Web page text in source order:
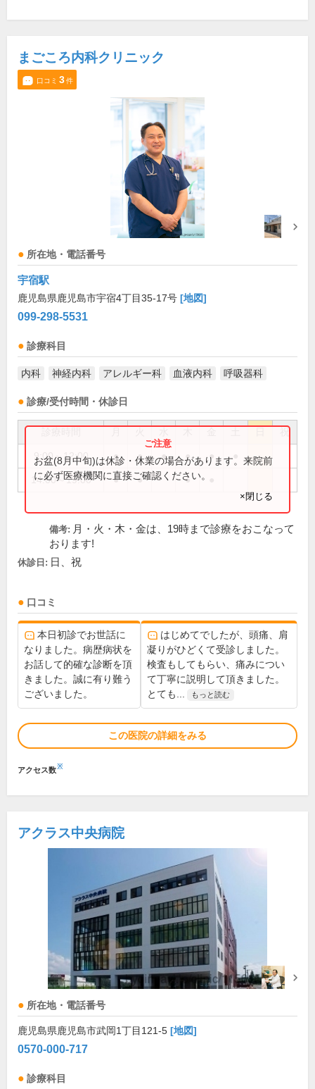
まごころ内科クリニック
口コミ 3件
所在地・電話番号
宇宿駅
鹿児島県鹿児島市宇宿4丁目35-17号 [地図]
099-298-5531
診療科目
内科 神経内科 アレルギー科 血液内科 呼吸器科
診療/受付時間・休診日
祝
9:00～12:00 ● ● ● ● ●
14:00～19:00 ● ● ●
お盆(8月中旬)は休診・休業の場合があります。来院前
に必ず医療機関に直接ご確認ください。
×閉じる
備考: 月・火・木・金は、19時まで診療をおこなって
おります!
休診日: 日、祝
口コミ
本日初診でお世話に
なりました。病歴病状を
お話して的確な診断を頂
きました。誠に有り難う
ございました。
はじめてでしたが、頭痛、肩
凝りがひどくて受診しました。
検査もしてもらい、痛みについ
て丁寧に説明して頂きました。
とても...
もっと読む
この医院の詳細をみる
アクセス数※
アクラス中央病院
所在地・電話番号
鹿児島県鹿児島市武岡1丁目121-5 [地図]
0570-000-717
診療科目